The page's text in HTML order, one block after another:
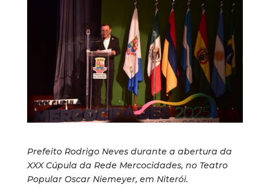
Prefeito Rodrigo Neves durante a abertura da
XXX Cúpula da Rede Mercocidades, no Teatro
Popular Oscar Niemeyer, em Niterói.